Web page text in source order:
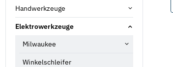
Handwerkzeuge
Elektrowerkzeuge
Milwaukee
Winkelschleifer